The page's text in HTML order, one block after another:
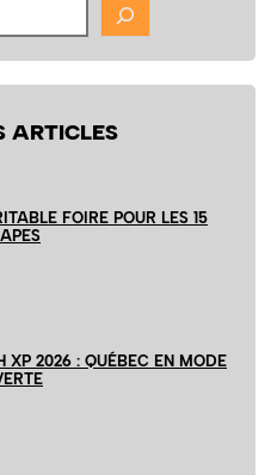
ARTICLES
FOIRE POUR LES 15
XP 2026 : QUÉBEC EN MODE